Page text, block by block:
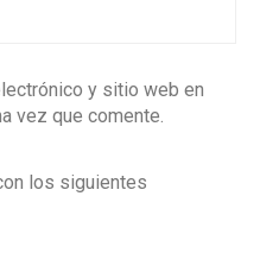
y sitio web en
vez que comente.
los siguientes